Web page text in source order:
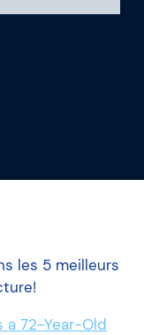
les 5 meilleurs
a 72-Year-Old